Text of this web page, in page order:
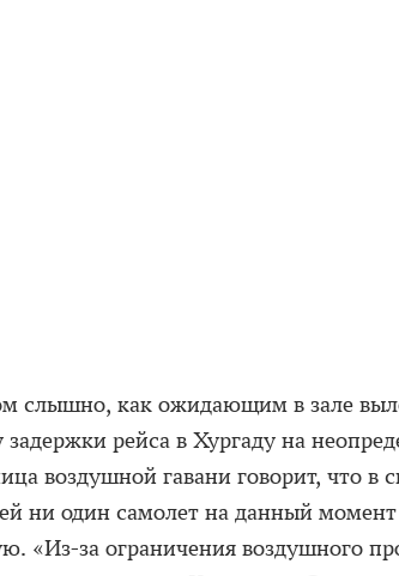
слышно, как ожидающим в зале
рейса в Хургаду на
воздушной гавани говорит, что в
ни один самолет на данный
«Из-за ограничения воздушного